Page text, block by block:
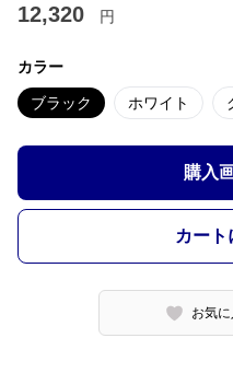
12,320 円
カラー
ブラック ホワイト
購入
カート
お気